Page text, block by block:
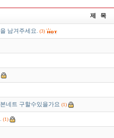
제 목
남겨주세요. (3)
네트 구할수있을가요 (1)
(1)